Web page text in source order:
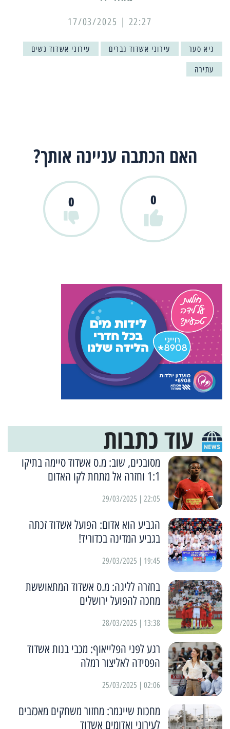
22:27 | 17/03/2025
גיא סער עירוני אשדוד גברים עירוני אשדוד נשים
עתירה
האם הכתבה עניינה אותך?
0
0
עוד כתבות
מסובכים, שוב: מ.ס אשדוד סיימה בתיקו
1:1 וחזרה אל מתחת לקו האדום
22:05 | 29/03/2025
הגביע הוא אדום: הפועל אשדוד זכתה
בגביע המדינה בכדוריד!
19:45 | 29/03/2025
בחזרה לליגה: מ.ס אשדוד המתאוששת
מחכה להפועל ירושלים
13:38 | 28/03/2025
רגע לפני הפלייאוף: מכבי בנות אשדוד
הפסידה לאליצור רמלה
02:06 | 25/03/2025
מחכות שייגמר: מחזור משחקים מאכזבים
לעירוני ואדומים אשדוד